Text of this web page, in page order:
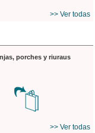
>> Ver todas
porches y riuraus
>> Ver todas